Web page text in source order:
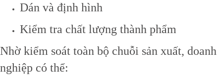
Dán và định hình
Kiểm tra chất lượng thành phẩm
Nhờ kiểm soát toàn bộ chuỗi sản xuất, doanh
nghiệp có thể: